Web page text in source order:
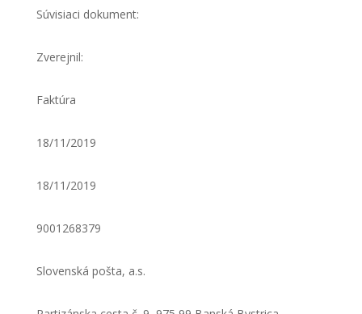
Súvisiaci dokument:
Zverejnil:
Faktúra
18/11/2019
18/11/2019
9001268379
Slovenská pošta, a.s.